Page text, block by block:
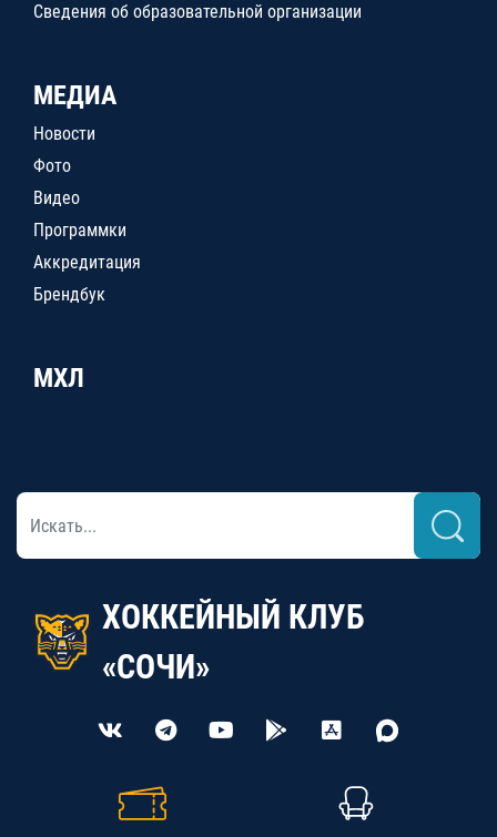
Сведения об образовательной организации
МЕДИА
Новости
Фото
Видео
Программки
Аккредитация
Брендбук
МХЛ
ХОККЕЙНЫЙ КЛУБ
«СОЧИ»